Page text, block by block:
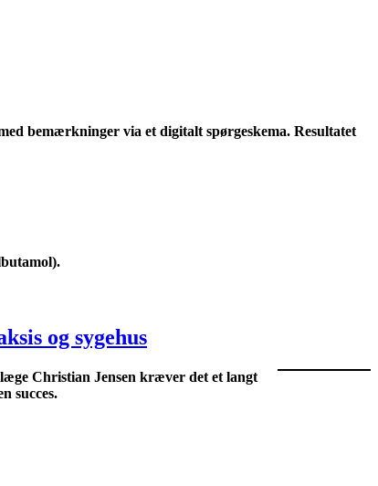
bemærkninger via et digitalt spørgeskema. Resultatet
og sygehus
Christian Jensen kræver det et langt
succes.